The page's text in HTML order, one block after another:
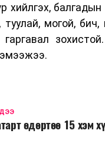
хийлгэх, балгадын
могой, бич,
өдөртөө 15 хэм